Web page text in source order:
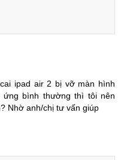
thay thế mặt kính mới.
mới và đợi keo không
iPad Air
lại các linh kiện đã tháo
thừa còn sót lại và vệ
ipad air 2 bị vỡ màn hình
bình thường thì tôi nên
Nhờ anh/chị tư vấn giúp